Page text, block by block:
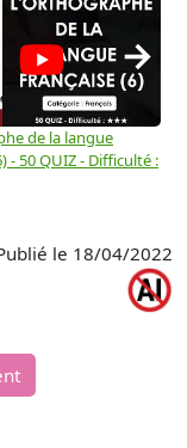
de la langue
- 50 QUIZ - Difficulté :
→
le 18/04/2022